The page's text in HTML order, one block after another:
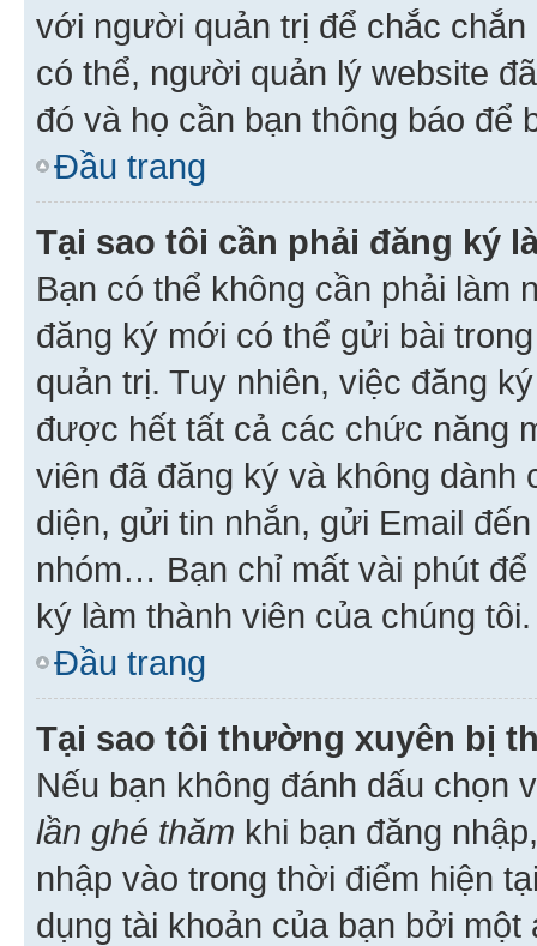
với người quản trị để chắc
có thể, người quản lý website
đó và họ cần bạn thông báo để
Đầu trang
Tại sao tôi cần phải đăng ký
Bạn có thể không cần phải làm
đăng ký mới có thể gửi bài
quản trị. Tuy nhiên, việc đăng
được hết tất cả các chức năng
viên đã đăng ký và không
diện, gửi tin nhắn, gửi Email
nhóm… Bạn chỉ mất vài phút
ký làm thành viên của chúng tôi.
Đầu trang
Tại sao tôi thường xuyên bị
Nếu bạn không đánh dấu chọn
lần ghé thăm khi bạn đăng
nhập vào trong thời điểm hiện
dụng tài khoản của bạn bởi